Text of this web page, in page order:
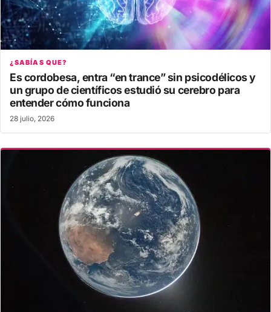
¿SABÍAS QUE?
Es cordobesa, entra “en trance” sin psicodélicos y
un grupo de científicos estudió su cerebro para
entender cómo funciona
28 julio, 2026